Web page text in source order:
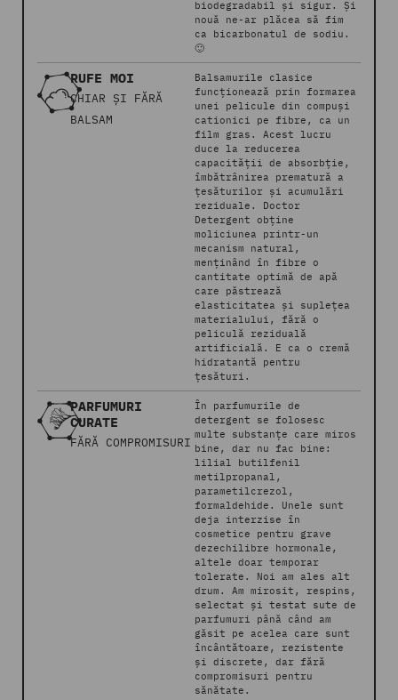
biodegradabil și sigur. Și
nouă ne-ar plăcea să fim
ca bicarbonatul de sodiu.
🙂
RUFE MOI
CHIAR ȘI FĂRĂ
BALSAM
Balsamurile clasice
funcționează prin formarea
unei pelicule din compuși
cationici pe fibre, ca un
film gras. Acest lucru
duce la reducerea
capacității de absorbție,
îmbătrânirea prematură a
țesăturilor și acumulări
reziduale. Doctor
Detergent obține
moliciunea printr-un
mecanism natural,
menținând în fibre o
cantitate optimă de apă
care păstrează
elasticitatea și suplețea
materialului, fără o
peliculă reziduală
artificială. E ca o cremă
hidratantă pentru
țesături.
PARFUMURI
CURATE
FĂRĂ COMPROMISURI
În parfumurile de
detergent se folosesc
multe substanțe care miros
bine, dar nu fac bine:
lilial butilfenil
metilpropanal,
parametilcrezol,
formaldehide. Unele sunt
deja interzise în
cosmetice pentru grave
dezechilibre hormonale,
altele doar temporar
tolerate. Noi am ales alt
drum. Am mirosit, respins,
selectat și testat sute de
parfumuri până când am
găsit pe acelea care sunt
încântătoare, rezistente
și discrete, dar fără
compromisuri pentru
sănătate.​